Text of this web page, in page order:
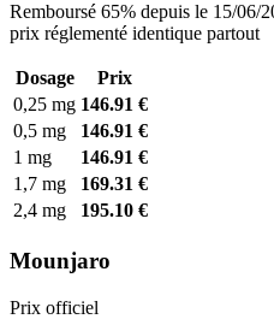
Remboursé 65% depuis le 15/06/
prix réglementé identique partout
Dosage
Prix
0,25 mg 146.91 €
0,5 mg
146.91 €
1 mg
146.91 €
1,7 mg
169.31 €
2,4 mg
195.10 €
Mounjaro
Prix officiel